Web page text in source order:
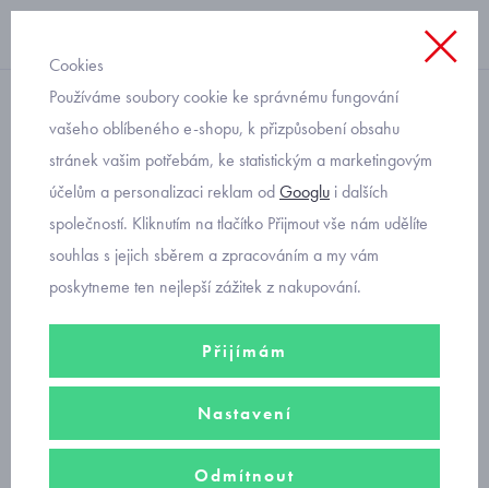
na zip bez kapuce
dětská mikina bomber
Mayoral 2474-27
Cookies
Používáme soubory cookie ke správnému fungování
vašeho oblíbeného e-shopu, k přizpůsobení obsahu
stránek vašim potřebám, ke statistickým a marketingovým
účelům a personalizaci reklam odGooglu i dalších
společností. Kliknutím na tlačítko Přijmout vše nám udělíte
souhlas s jejich sběrem a zpracováním a my vám
poskytneme ten nejlepší zážitek z nakupování.
Přijímám
Nastavení
Odmítnout